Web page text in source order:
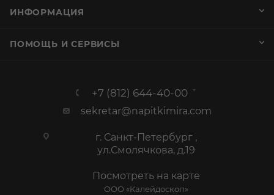
ИНФОРМАЦИЯ
ПОМОЩЬ И СЕРВИСЫ
+7 (812) 644-40-00
sekretar@napitkimira.com
г. Санкт-Петербург ,
ул.Смолячкова, д.19
Посмотреть на карте
ООО «Калейдоскоп»